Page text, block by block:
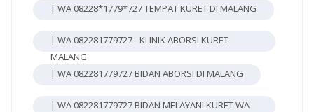
| WA 08228*1779*727 TEMPAT KURET DI MALANG
| WA 082281779727 - KLINIK ABORSI KURET
MALANG
| WA 082281779727 BIDAN ABORSI DI MALANG
| WA 082281779727 BIDAN MELAYANI KURET WA